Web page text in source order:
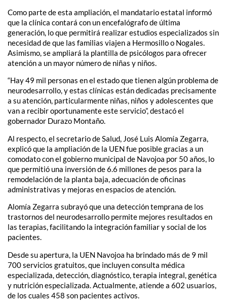
Como parte de esta ampliación, el mandatario estatal informó
que la clínica contará con un encefalógrafo de última
generación, lo que permitirá realizar estudios especializados sin
necesidad de que las familias viajen a Hermosillo o Nogales.
Asimismo, se ampliará la plantilla de psicólogos para ofrecer
atención a un mayor número de niñas y niños.
“Hay 49 mil personas en el estado que tienen algún problema de
neurodesarrollo, y estas clínicas están dedicadas precisamente
a su atención, particularmente niñas, niños y adolescentes que
van a recibir oportunamente este servicio”, destacó el
gobernador Durazo Montaño.
Al respecto, el secretario de Salud, José Luis Alomía Zegarra,
explicó que la ampliación de la UEN fue posible gracias a un
comodato con el gobierno municipal de Navojoa por 50 años, lo
que permitió una inversión de 6.6 millones de pesos para la
remodelación de la planta baja, adecuación de oficinas
administrativas y mejoras en espacios de atención.
Alomía Zegarra subrayó que una detección temprana de los
trastornos del neurodesarrollo permite mejores resultados en
las terapias, facilitando la integración familiar y social de los
pacientes.
Desde su apertura, la UEN Navojoa ha brindado más de 9 mil
700 servicios gratuitos, que incluyen consulta médica
especializada, detección, diagnóstico, terapia integral, genética
y nutrición especializada. Actualmente, atiende a 602 usuarios,
de los cuales 458 son pacientes activos.